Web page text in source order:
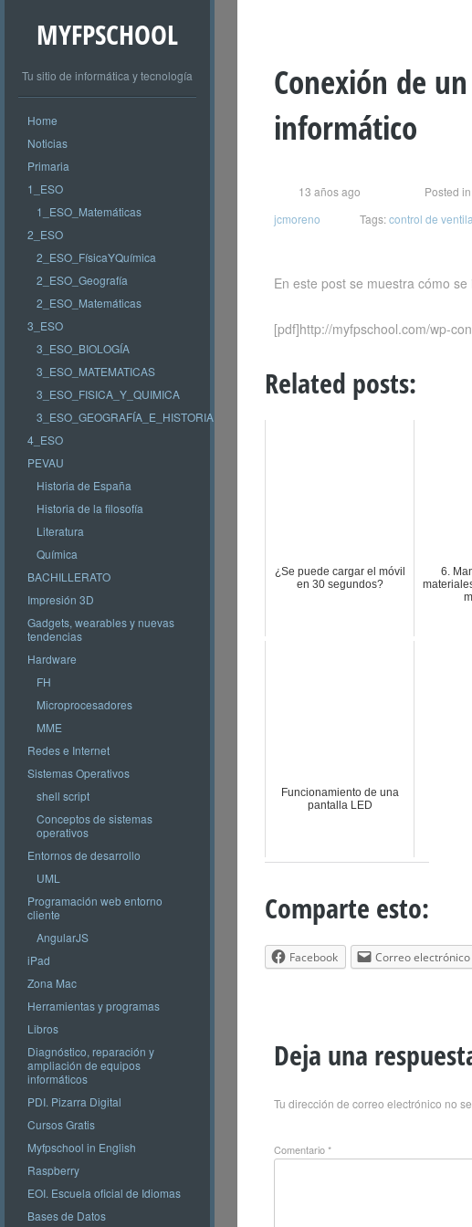
MYFPSCHOOL
Tu sitio de informática y tecnología
Home
Noticias
Primaria
1_ESO
1_ESO_Matemáticas
2_ESO
2_ESO_FísicaYQuímica
2_ESO_Geografía
2_ESO_Matemáticas
3_ESO
3_ESO_BIOLOGÍA
3_ESO_MATEMATICAS
3_ESO_FISICA_Y_QUIMICA
3_ESO_GEOGRAFÍA_E_HISTORIA
4_ESO
PEVAU
Historia de España
Historia de la filosofía
Literatura
Química
BACHILLERATO
Impresión 3D
Gadgets, wearables y nuevas
tendencias
Hardware
FH
Microprocesadores
MME
Redes e Internet
Sistemas Operativos
shell script
Conceptos de sistemas
operativos
Entornos de desarrollo
UML
Programación web entorno
cliente
AngularJS
iPad
Zona Mac
Herramientas y programas
Libros
Diagnóstico, reparación y
ampliación de equipos
informáticos
PDI. Pizarra Digital
Cursos Gratis
Myfpschool in English
Raspberry
EOI. Escuela oficial de Idiomas
Bases de Datos
Conexión de
informático
13 años ago Posted
jcmoreno
Tags:control de
En este post se muestra cómo
[pdf]http://myfpschool.com/wp-
Related posts:
¿Se puede cargar el móvil
en 30 segundos?
6.
Funcionamiento de una
pantalla LED
Comparte esto:
Facebook Correo electrónico
Deja una
Tu dirección de correo electrónico no
Comentario*